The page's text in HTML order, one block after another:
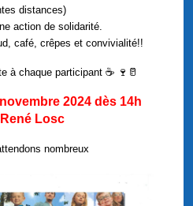
distances)
action de solidarité.
café, crêpes et convivialité!!
à chaque participant ☕ 🍷🥛
2024 dès 14h
Losc
nombreux